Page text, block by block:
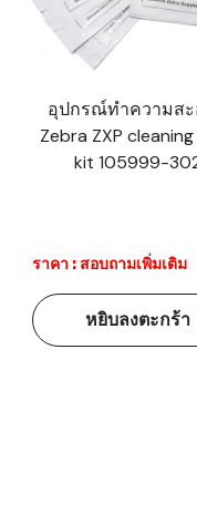
อุปกรณ์ทำความส
Zebra ZXP
kit 105999-
ราคา : สอบถามเพิ่มเติม
หยิบลงตะกร้า